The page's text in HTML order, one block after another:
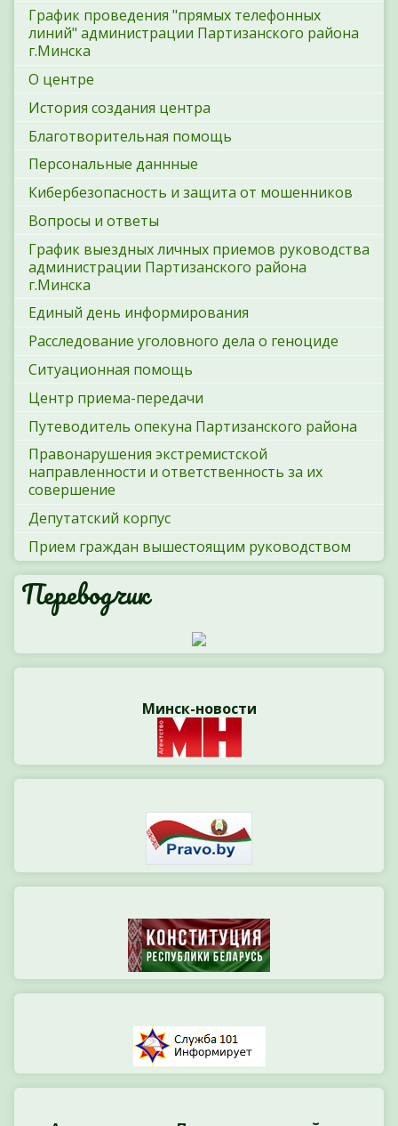
График проведения "прямых телефонных
линий" администрации Партизанского района
г.Минска
О центре
История создания центра
Благотворительная помощь
Персональные даннные
Кибербезопасность и защита от мошенников
Вопросы и ответы
График выездных личных приемов руководства
администрации Партизанского района
г.Минска
Единый день информирования
Расследование уголовного дела о геноциде
Ситуационная помощь
Центр приема-передачи
Путеводитель опекуна Партизанского района
Правонарушения экстремистской
направленности и ответственность за их
совершение
Депутатский корпус
Прием граждан вышестоящим руководством
Переводчик
Минск-новости